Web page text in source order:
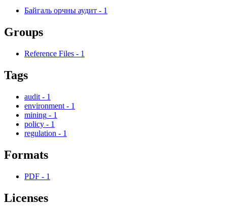
Байгаль орчны аудит - 1
Groups
Reference Files - 1
Tags
audit - 1
environment - 1
mining - 1
policy - 1
regulation - 1
Formats
PDF - 1
Licenses